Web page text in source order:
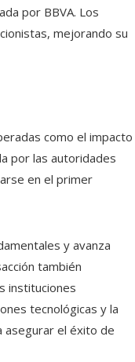
por BBVA. Los
mejorando su
como el impacto
por las autoridades
en el primer
y avanza
también
instituciones
tecnológicas y la
asegurar el éxito de